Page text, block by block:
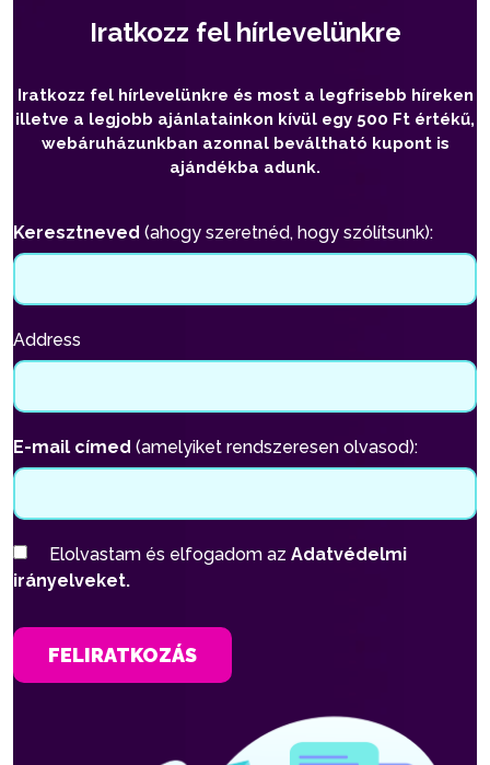
Iratkozz fel hírlevelünkre
Iratkozz fel hírlevelünkre és most a legfrisebb híreken
illetve a legjobb ajánlatainkon kívül egy 500 Ft értékű,
webáruházunkban azonnal beváltható kupont is
ajándékba adunk.
Keresztneved (ahogy szeretnéd, hogy szólítsunk):
Address
E-mail címed (amelyiket rendszeresen olvasod):
Elolvastam és elfogadom az Adatvédelmi
irányelveket.
FELIRATKOZÁS